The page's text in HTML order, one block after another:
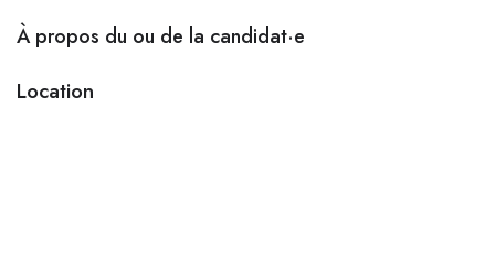
À propos du ou de la candidat·e
Location